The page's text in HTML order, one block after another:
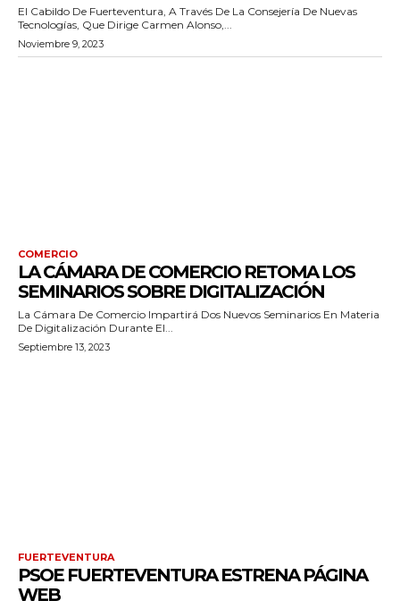
El Cabildo De Fuerteventura, A Través De La Consejería De Nuevas
Tecnologías, Que Dirige Carmen Alonso,...
Noviembre 9, 2023
COMERCIO
LA CÁMARA DE COMERCIO RETOMA LOS
SEMINARIOS SOBRE DIGITALIZACIÓN
La Cámara De Comercio Impartirá Dos Nuevos Seminarios En Materia
De Digitalización Durante El...
Septiembre 13, 2023
FUERTEVENTURA
PSOE FUERTEVENTURA ESTRENA PÁGINA
WEB